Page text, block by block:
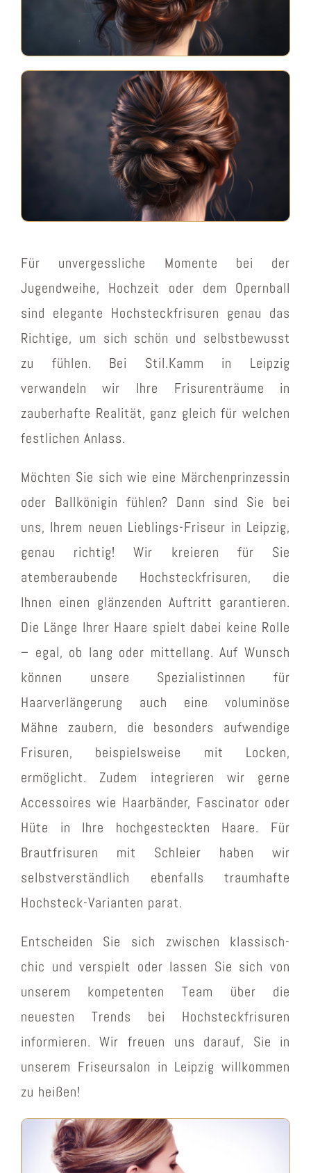
Für unvergessliche Momente bei der
Jugendweihe, Hochzeit oder dem Opernball
sind elegante Hochsteckfrisuren genau das
Richtige, um sich schön und selbstbewusst
zu fühlen. Bei Stil.Kamm in Leipzig
verwandeln wir Ihre Frisurenträume in
zauberhafte Realität, ganz gleich für welchen
festlichen Anlass.
Möchten Sie sich wie eine Märchenprinzessin
oder Ballkönigin fühlen? Dann sind Sie bei
uns, Ihrem neuen Lieblings-Friseur in Leipzig,
genau richtig! Wir kreieren für Sie
atemberaubende Hochsteckfrisuren, die
Ihnen einen glänzenden Auftritt garantieren.
Die Länge Ihrer Haare spielt dabei keine Rolle
– egal, ob lang oder mittellang. Auf Wunsch
können unsere Spezialistinnen für
Haarverlängerung auch eine voluminöse
Mähne zaubern, die besonders aufwendige
Frisuren, beispielsweise mit Locken,
ermöglicht. Zudem integrieren wir gerne
Accessoires wie Haarbänder, Fascinator oder
Hüte in Ihre hochgesteckten Haare. Für
Brautfrisuren mit Schleier haben wir
selbstverständlich ebenfalls traumhafte
Hochsteck-Varianten parat.
Entscheiden Sie sich zwischen klassisch-
chic und verspielt oder lassen Sie sich von
unserem kompetenten Team über die
neuesten Trends bei Hochsteckfrisuren
informieren. Wir freuen uns darauf, Sie in
unserem Friseursalon in Leipzig willkommen
zu heißen!